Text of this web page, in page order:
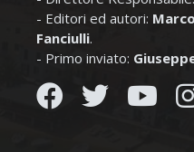
- Editori ed autori:
Fanciulli.
- Primo inviato: